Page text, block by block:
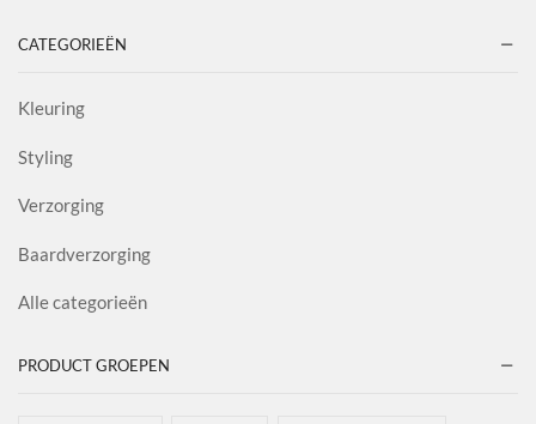
CATEGORIEËN
Kleuring
Styling
Verzorging
Baardverzorging
Alle categorieën
PRODUCT GROEPEN